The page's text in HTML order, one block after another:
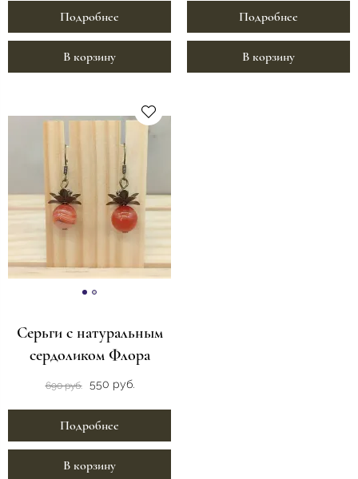
Подробнее
В корзину
Подробнее
В корзину
Серьги с натуральным
сердоликом Флора
690 руб. 550 руб.
Подробнее
В корзину